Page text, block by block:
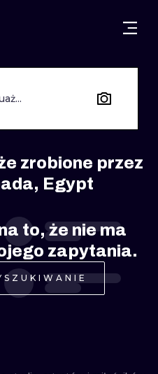
GDAŃSK
POZNAŃ
KATOWICE
ŁÓDŹ
WIEDEŃ
EDYNBURG
LONDYN
STYLE
KALIGRAFIA
NEW
TRIBAL
RYCINOWE
zrobione przez
Egypt
to, że nie ma
zapytania.